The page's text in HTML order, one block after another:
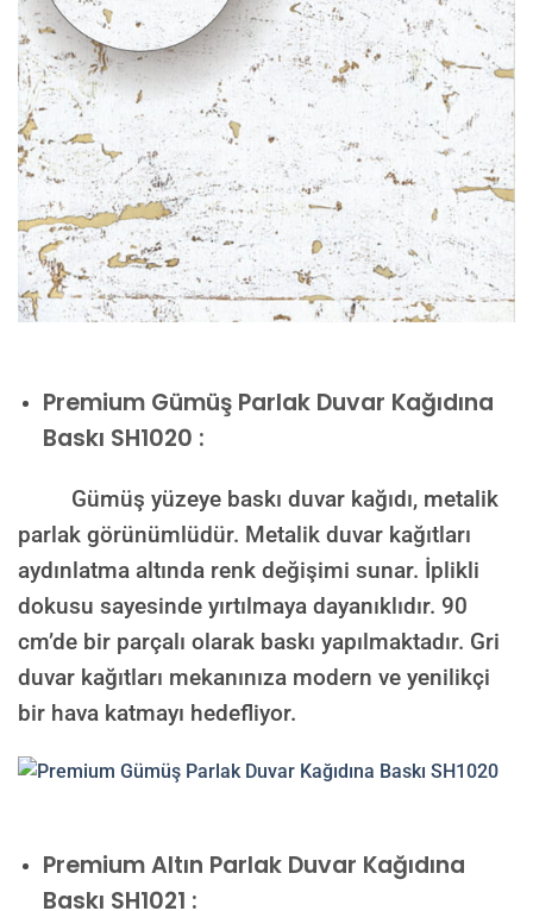
Premium Gümüş Parlak Duvar Kağıdına
Baskı SH1020 :
Gümüş yüzeye baskı duvar kağıdı, metalik
parlak görünümlüdür. Metalik duvar kağıtları
aydınlatma altında renk değişimi sunar. İplikli
dokusu sayesinde yırtılmaya dayanıklıdır. 90
cm’de bir parçalı olarak baskı yapılmaktadır. Gri
duvar kağıtları mekanınıza modern ve yenilikçi
bir hava katmayı hedefliyor.
PremiumAltın Parlak Duvar Kağıdına
Baskı SH1021 :